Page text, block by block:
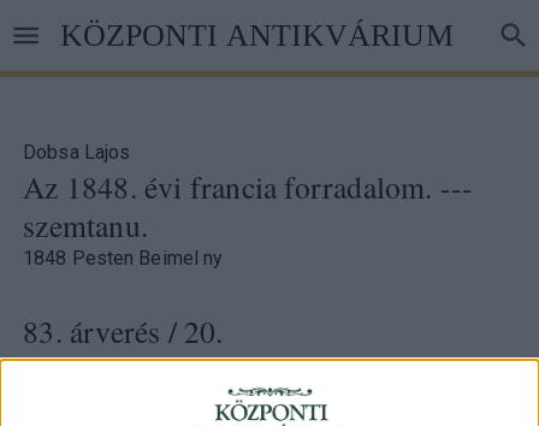
tartalomra
KÖZPONTI ANTIKVÁRIUM
Dobsa Lajos
Az 1848. évi francia forradalom. ---
szemtanu.
1848 Pesten Beimel ny
83. árverés / 20.